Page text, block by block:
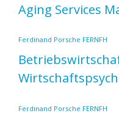
Aging Services
Ferdinand Porsche FERNFH
Ferdinand Porsche FERNFH